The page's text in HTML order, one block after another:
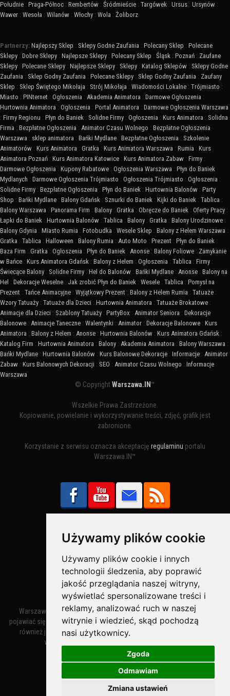
Używamy plików cookie
Używamy plików cookie i innych
technologii śledzenia, aby poprawić
jakość przeglądania naszej witryny,
wyświetlać spersonalizowane treści i
reklamy, analizować ruch w naszej
witrynie i wiedzieć, skąd pochodzą
nasi użytkownicy.
Zgoda
Odmawiam
Zmiana ustawień
Południe : Praga-Północ : Rembertów : Śródmieście : Targówek : Ursus : Ursynów :
Wawer : Wesoła : Wilanów : Włochy : Wola : Żoliborz
Partnerzy: Najlepszy Sklep : Sklepy Godne Zaufania : Polecany Sklep : Polecane
Sklepy : Dobre Sklepy : Najlepsze Sklepy : Polecany Sklep : Śląsk : Poznań : Zaufane
Sklepy : Polecane Sklepy : Najlepsze Sklepy : Sklepy : Katalog Sklepów : Sklepy Godne
Zaufania : Sklep Godny Zaufania : Polecane Sklepy : Sklep Godny Zaufania : Zaufany
Sklep : Sklep Świętego Mikołaja : Strój Mikołaja : Wiadomości Lokalne : Trójmiasto :
Miasto : PINternet : Ogłoszenia : Akademia Animatora : Darmowe Ogłoszenia :
Hurtownia Animatora : Ogłoszenia : Portal Animatora : Darmowe Ogłoszenia Warszawa
: Firmy Regionu : Płyn do Baniek : Solidne Firmy : Ogłoszenia : Kurs Animatora : Solidna
Firma : Bezpłatne Ogłoszenia : Animator Czasu Wolnego : Bezpłatne Ogłoszenia
Warszawa : sklep animatora : Bańki Mydlane : Bezpłatne Ogłoszenia : Szkolenie
Animatorów : Kurs Animatora : Gratka : Kurs Animatora Warszawa : Rumia : Kurs
Animatora Poznań : Kurs Animatora Katowice : Kurs Animatora Zabaw : Firmy :
Darmowe Ogłoszenia : Kupony Rabatowe : Ogłoszenia Warszawa : Płyn do Baniek
Mydlanych : Darmowe Ogłoszenia Trójmiasto : Ogłoszenia Trójmiasto : Ogłoszenia :
Solidne Firmy : Bezpłatne Ogłoszenia : Płyn do Baniek : Hurtownia Balonów : Party
Shop : Bańki Mydlane : Balony Gdańsk : Sznurki do Baniek : Kijki do Baniek : Tablica :
Balony Warszawa : Panorama Firm : Balony : Gratka : Obręcze do Baniek : Oferty Pracy :
Łapki do Baniek : Hurtownia Balonów : Tablica : Balony : Gratka : Balony Urodzinowe :
Balony Gdynia : Miasto Rumia : Fotobudka : Wesele Sklep : Balony z Helem Warszawa :
Gratka : Tablica : Halloween : Balony Rumia : Auto Moto : Prezent : Płyn do Baniek :
Baza Firm : Gratka : Ogłoszenia : Płyn do Baniek : Anonse : Balony Foliowe : Zamykanie
w Bańce : Kurs Animatora Gdańsk : Balony z Helem : Ogłoszenia : Tablica : Firmy :
Świecące Balony : Solidne Firmy : Hel do Balonów : Bańki Mydlane : Anonse : Balony na
Hel : Dekoracje Weselne : Jak zrobić Płyn do Baniek : Wesele : Tablica : Pomysł na
Prezent : Tańce Animacyjne : Wyjątkowy Prezent : Balony z Helem Rumia : Tatuaże :
Wzory Tatuaży : Tatuaże dla Dzieci : Hurtownia Animatora : Tatuaże Brokatowe :
Animacje dla Dzieci : Szablony Tatuaży : PartyBox : Animator Seniora : Dekoracje
Balonowe : Animacje Taneczne : Walentynki : Animator : Dekoracje Balonowe : Kurs
Animatora : Balony z Helem : Anonse : Hurtownia Balonów : Kurs Animatora Gdańsk :
Katalog Firm : Hurtownia Animatora : Balony : Akademia Animatora : Balony Warszawa :
Bańki Mydlane : Hurtownia Balonów : Kurs Balonowe Dekoracje : Informacje : Animator
Zabaw : Kurs Balonowych Dekoracji : SEO : Animator Czasu Wolnego : Informacje
Warszawa
© CopyrightWarszawa.IN ™
Wszelkie Prawa Zastrzeżone.
Kopiowanie, powielanie i wykorzystywanie treści, zdjęć, grafik jest
zabronione.
Korzystanie z serwisu oznacza akceptację regulaminu portalu
Warszawa.IN™
Bezpieczne Płatności obsługuje:
Warszawa – miasto stołeczne Warszawa. Nazwa miasta zaczęła
pojawiać się w dokumentach w XIV wieku jako Warszewa, a od XV wieku
również jako Warszowa. Zmiana nazwy na Warszawa w XV wieku
wynikała z mazowieckiej wymowy dialektycznej.